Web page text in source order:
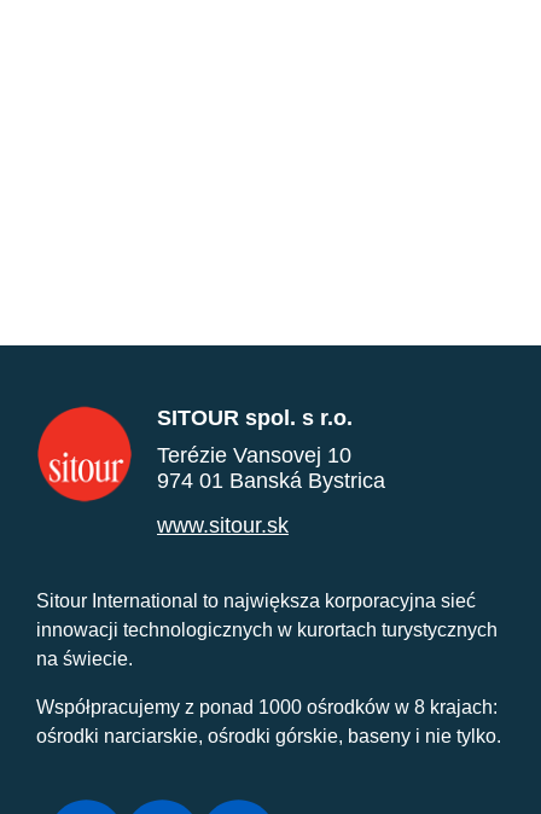
SITOUR spol. s r.o.
Terézie Vansovej 10
974 01 Banská Bystrica
www.sitour.sk
Sitour International to największa korporacyjna sieć
innowacji technologicznych w kurortach turystycznych
na świecie.
Współpracujemy z ponad 1000 ośrodków w 8 krajach:
ośrodki narciarskie, ośrodki górskie, baseny i nie tylko.